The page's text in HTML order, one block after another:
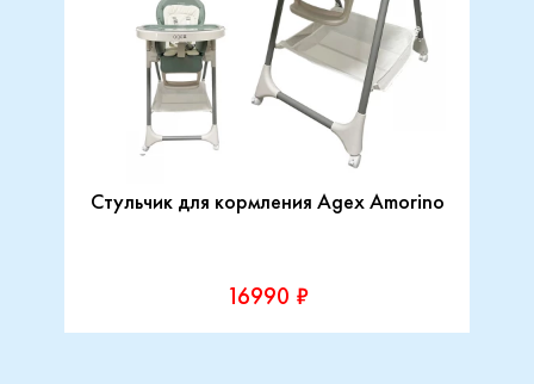
Стульчик для кормления Agex Amorino
16990 ₽